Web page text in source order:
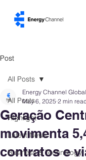
Post
All Posts
Highlight
Latest News
Business & Technology
All Posts
Geração
movimenta
contratos e
Energy Channel Global
May 6, 2025 2 min